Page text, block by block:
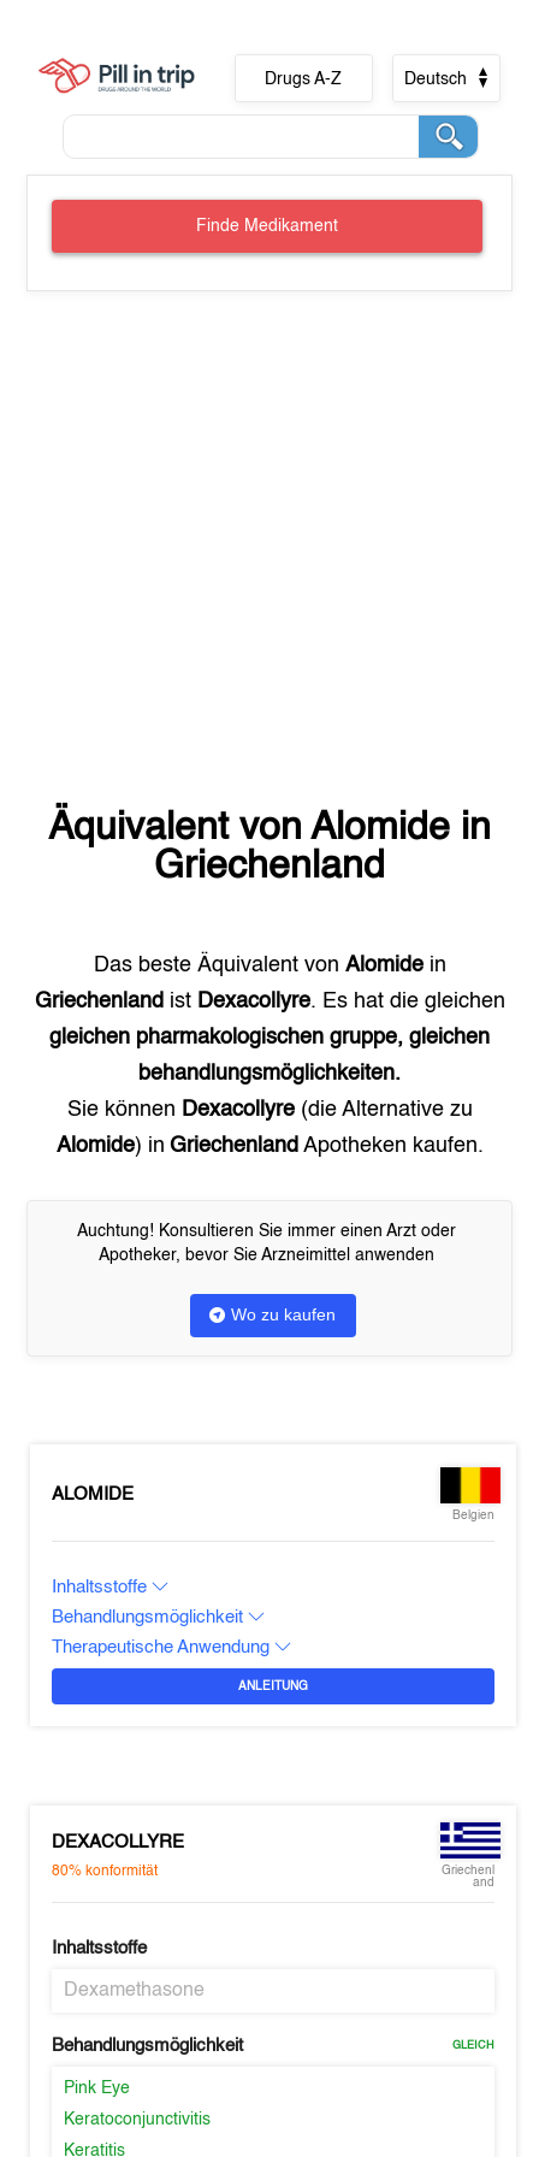
Drugs A-Z Deutsch
Finde Medikament
Äquivalent von Alomide in
Griechenland
Das beste Äquivalent von Alomidein
Griechenland ist Dexacollyre. Es hat die gleichen
gleichen pharmakologischen gruppe, gleichen
behandlungsmöglichkeiten.
Sie können Dexacollyre(die Alternative zu
Alomide) in Griechenland Apotheken kaufen.
Auchtung! Konsultieren Sie immer einen Arzt oder
Apotheker, bevor Sie Arzneimittel anwenden
Wo zu kaufen
ALOMIDE
Belgien
Inhaltsstoffe
Behandlungsmöglichkeit
Therapeutische Anwendung
ANLEITUNG
DEXACOLLYRE
80% konformität
Griechenl
and
Inhaltsstoffe
Dexamethasone
Behandlungsmöglichkeit GLEICH
Pink Eye
Keratoconjunctivitis
Keratitis